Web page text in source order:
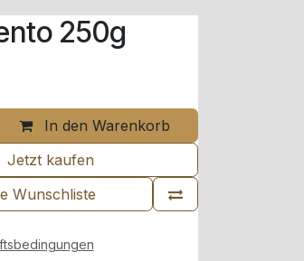
250g
In den Warenkorb
Jetzt kaufen
Wunschliste